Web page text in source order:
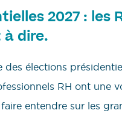
2027 : les
à dire.
des élections
RH ont une
entendre sur les